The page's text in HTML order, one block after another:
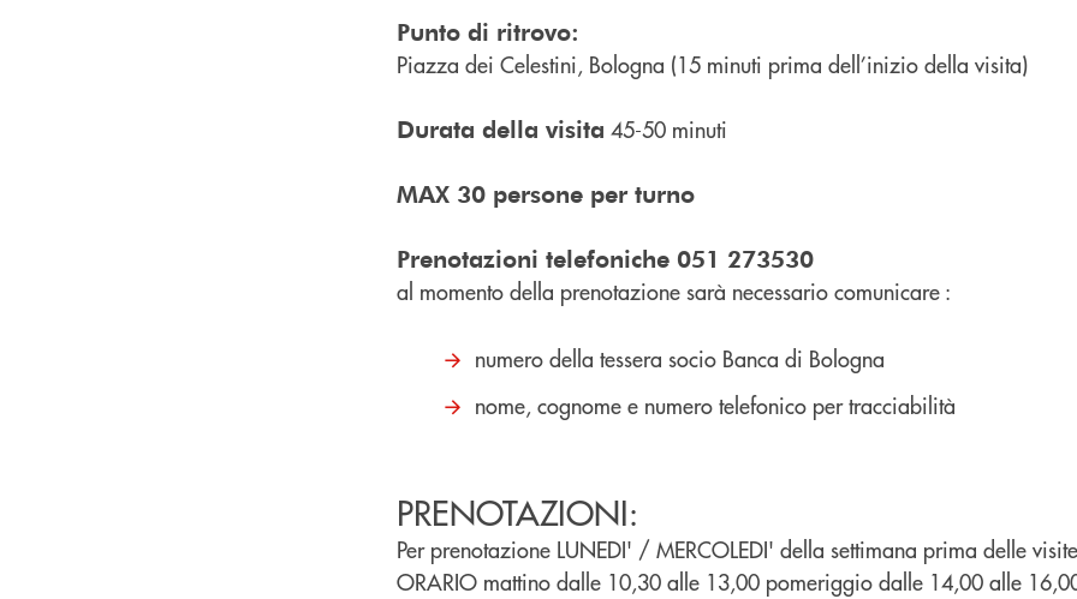
Punto di ritrovo:
Piazza dei Celestini, Bologna (15 minuti prima dell’inizio della visita)
Durata della visita 45-50 minuti
MAX 30 persone per turno
Prenotazioni telefoniche 051 273530
al momento della prenotazione sarà necessario comunicare :
numero della tessera socio Banca di Bologna
nome, cognome e numero telefonico per tracciabilità
PRENOTAZIONI:
Per prenotazione LUNEDI' / MERCOLEDI' della settimana prima delle visite
ORARIO mattino dalle 10,30 alle 13,00 pomeriggio dalle 14,00 alle